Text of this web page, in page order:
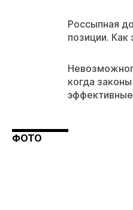
Россыпная
позиции. Как
когда
ФОТО